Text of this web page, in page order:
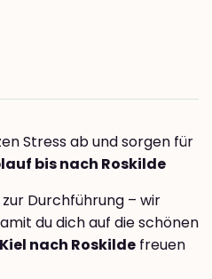
Stress ab und sorgen für
bis nach Roskilde
Durchführung – wir
du dich auf die schönen
nach Roskilde freuen